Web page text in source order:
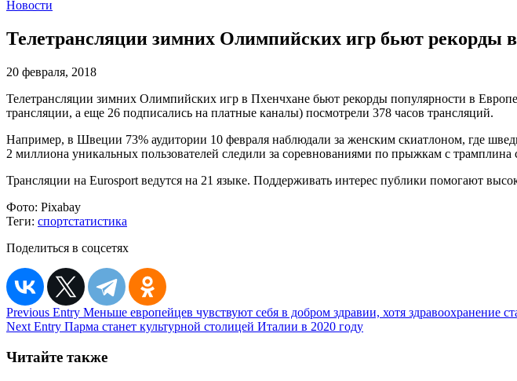
Новости
Телетрансляции зимних Олимпийских игр бьют рекорды
20 февраля, 2018
Телетрансляции зимних Олимпийских игр в Пхенчхане бьют рекорды популярности в
трансляции, а еще 26 подписались на платные каналы) посмотрели 378 часов трансляций.
Например, в Швеции 73% аудитории 10 февраля наблюдали за женским скиатлоном, где
2 миллиона уникальных пользователей следили за соревнованиями по прыжкам с
Трансляции на Eurosport ведутся на 21 языке. Поддерживать интерес публики помогают
Фото: Pixabay
Теги: спортстатистика
Поделиться в соцсетях
Навигация
по
записям
Previous Entry Меньше европейцев чувствуют себя в добром здравии, хотя здравоохранение
Next Entry Парма станет культурной столицей Италии в 2020 году
Читайте также